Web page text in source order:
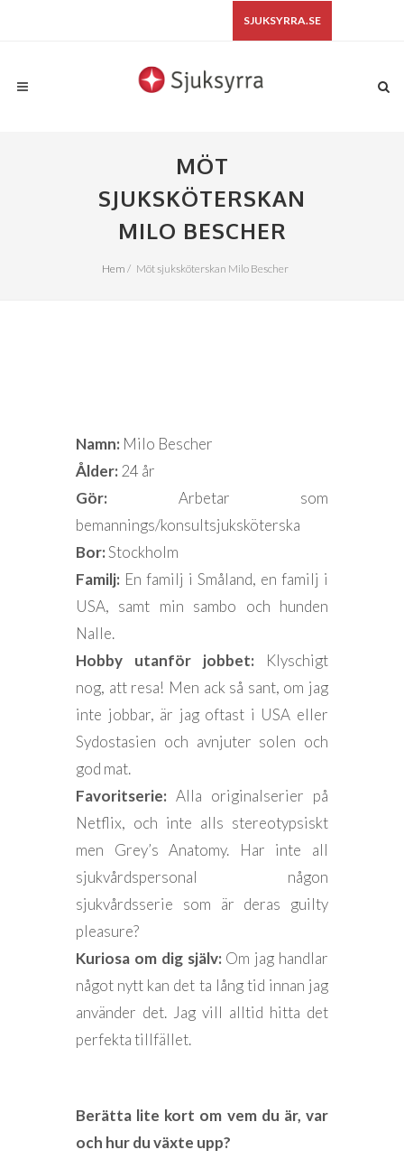
SJUKSYRRA.SE
MÖT
SJUKSKÖTERSKAN
MILO BESCHER
Hem / Möt sjuksköterskan Milo Bescher
Namn: Milo Bescher
Ålder: 24 år
Gör: Arbetar som
bemannings/konsultsjuksköterska
Bor:Stockholm
Familj: En familj i Småland, en familj i
USA, samt min sambo och hunden
Nalle.
Hobby utanför jobbet: Klyschigt
nog, att resa! Men ack så sant, om jag
inte jobbar, är jag oftast i USA eller
Sydostasien och avnjuter solen och
god mat.
Favoritserie: Alla originalserier på
Netflix, och inte alls stereotypsiskt
men Grey’s Anatomy. Har inte all
sjukvårdspersonal någon
sjukvårdsserie som är deras guilty
pleasure?
Kuriosa om dig själv: Om jag handlar
något nytt kan det ta lång tid innan jag
använder det. Jag vill alltid hitta det
perfekta tillfället.
Berätta lite kort om vem du är, var
och hur du växte upp?